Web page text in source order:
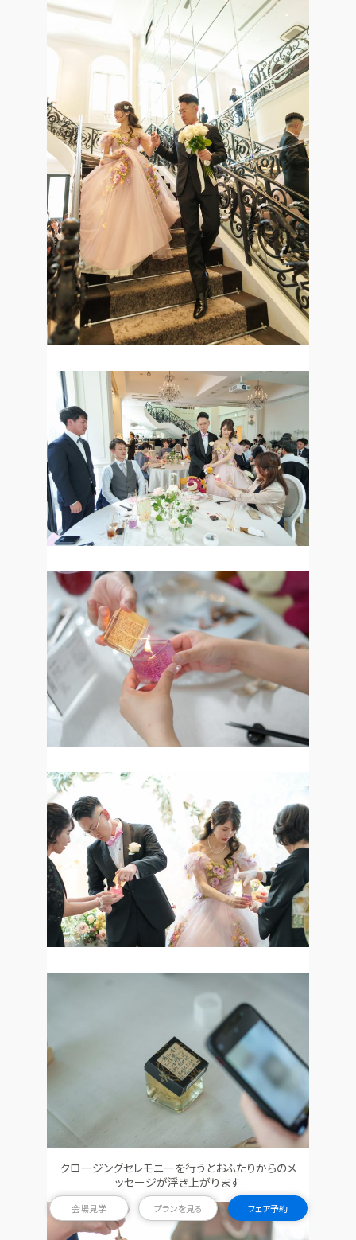
クロージングセレモニーを行うとおふたりからのメ
ッセージが浮き上がります
会場見学 プランを見る フェア予約